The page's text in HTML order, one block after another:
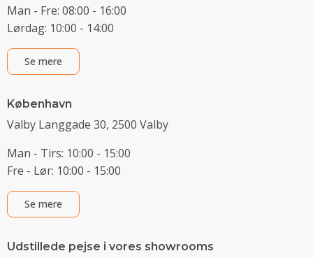
Man - Fre: 08:00 - 16:00
Lørdag: 10:00 - 14:00
Se mere
København
Valby Langgade 30, 2500 Valby
Man - Tirs: 10:00 - 15:00
Fre - Lør: 10:00 - 15:00
Se mere
Udstillede pejse i vores showrooms